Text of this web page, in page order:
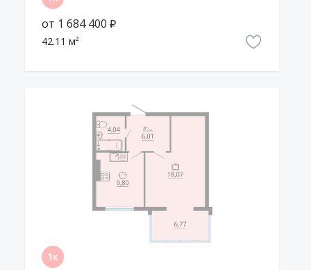
можно дойти до двухэтажного ТЦ «Шуберский» с
товарами на каждый день.
ЖК «Шуберский» — это десять трёхэтажных кирпичных
домов класса «Комфорт». Здания построены в
лаконичном скандинавском стиле с преобладанием
натуральных материалов и с широкими панорамными
окнами. На крышах домов и на первых этажах
ужинать и пить чай в окружении сосен. На последних
камин. А цокольный этаж отведён под подсобные
помещения, где жильцы смогут хранить различный
от 1 684 400 ₽
42.11 м²